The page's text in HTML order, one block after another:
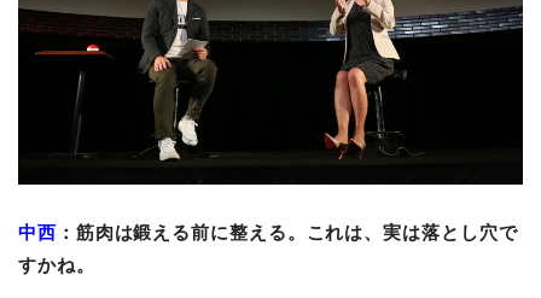
中西 ：筋肉は鍛える前に整える。これは、実は落とし穴で
すかね。